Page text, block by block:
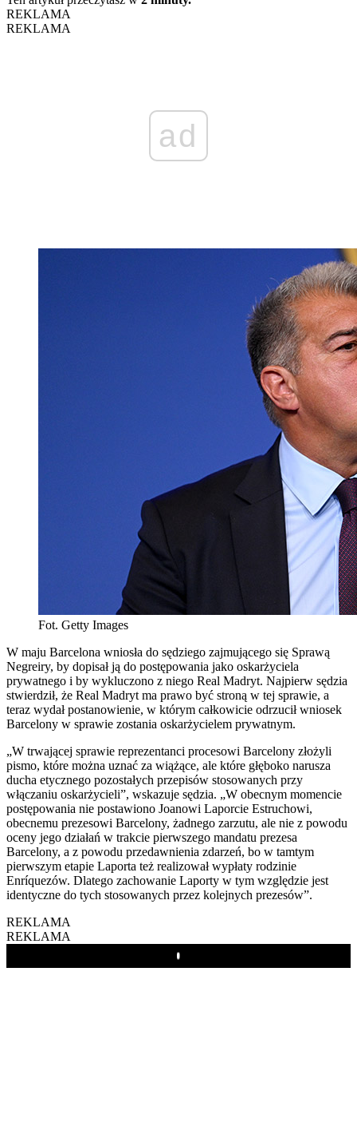
REKLAMA
REKLAMA
ad
Fot. Getty Images
W maju Barcelona wniosła do sędziego zajmującego się Sprawą
Negreiry, by dopisał ją do postępowania jako oskarżyciela
prywatnego i by wykluczono z niego Real Madryt. Najpierw sędzia
stwierdził, że Real Madryt ma prawo być stroną w tej sprawie, a
teraz wydał postanowienie, w którym całkowicie odrzucił wniosek
Barcelony w sprawie zostania oskarżycielem prywatnym.
„W trwającej sprawie reprezentanci procesowi Barcelony złożyli
pismo, które można uznać za wiążące, ale które głęboko narusza
ducha etycznego pozostałych przepisów stosowanych przy
włączaniu oskarżycieli”, wskazuje sędzia. „W obecnym momencie
postępowania nie postawiono Joanowi Laporcie Estruchowi,
obecnemu prezesowi Barcelony, żadnego zarzutu, ale nie z powodu
oceny jego działań w trakcie pierwszego mandatu prezesa
Barcelony, a z powodu przedawnienia zdarzeń, bo w tamtym
pierwszym etapie Laporta też realizował wypłaty rodzinie
Enríquezów. Dlatego zachowanie Laporty w tym względzie jest
identyczne do tych stosowanych przez kolejnych prezesów”.
REKLAMA
REKLAMA
Play